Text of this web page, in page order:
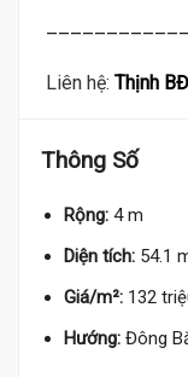
Liên hệ: Thịnh
Thông Số
Rộng: 4 m
Diện tích: 54.1
Giá/m²: 132
Hướng: Đông